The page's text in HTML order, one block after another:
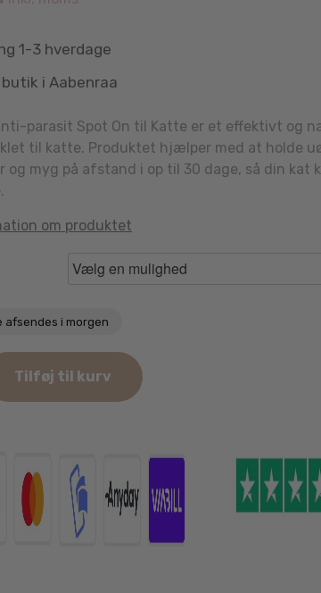
1-3 hverdage
butik i Aabenraa
parasit Spot On til Katte er et effektivt og
til katte. Produktet hjælper med at holde
og myg på afstand i op til 30 dage, så din
om produktet
afsendes i morgen
Tilføj til kurv